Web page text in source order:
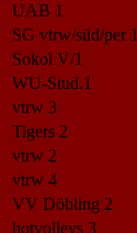
UAB 1
SG vtrw/süd/per 1
Sokol V/1
WU-Stud.1
vtrw 3
Tigers 2
vtrw 2
vtrw 4
VV Döbling 2
hotvolleys 3